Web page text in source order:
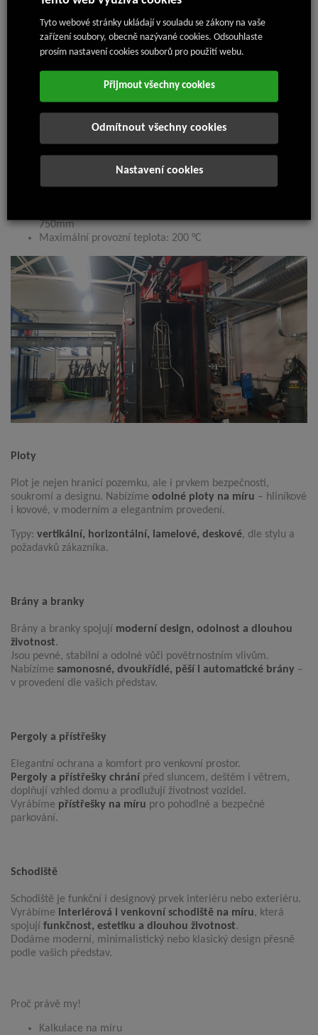
Disponujeme moderní práškovou lakovnou a statickou plynovou
vypalovací pecí, to vše doplněno tryskacím zařízením
750mm
Maximální provozní teplota: 200 °C
Ploty
Plot je nejen hranicí pozemku, ale i prvkem bezpečnosti,
soukromí a designu. Nabízíme odolné ploty na míru – hliníkové
i kovové, v moderním a elegantním provedení.
Typy: vertikální, horizontální, lamelové, deskové, dle stylu a
požadavků zákazníka.
Brány a branky
Brány a branky spojují moderní design, odolnost a dlouhou
životnost.
Jsou pevné, stabilní a odolné vůči povětrnostním vlivům.
Nabízíme samonosné, dvoukřídlé, pěší i automatické brány –
v provedení dle vašich představ.
Pergoly a přístřešky
Elegantní ochrana a komfort pro venkovní prostor.
Pergoly a přístřešky chrání před sluncem, deštěm i větrem,
doplňují vzhled domu a prodlužují životnost vozidel.
Vyrábíme přístřešky na míru pro pohodlné a bezpečné
parkování.
Schodiště
Schodiště je funkční i designový prvek interiéru nebo exteriéru.
Vyrábíme interiérová i venkovní schodiště na míru, která
spojují funkčnost, estetiku a dlouhou životnost.
Dodáme moderní, minimalistický nebo klasický design přesně
podle vašich představ.
Proč právě my!
Kalkulace na míru
Tyto webové stránky ukládají v souladu se zákony na vaše
zařízení soubory, obecně nazývané cookies. Odsouhlaste
prosím nastavení cookies souborů pro použití webu.
Přijmout všechny cookies
Odmítnout všechny cookies
Nastavení cookies